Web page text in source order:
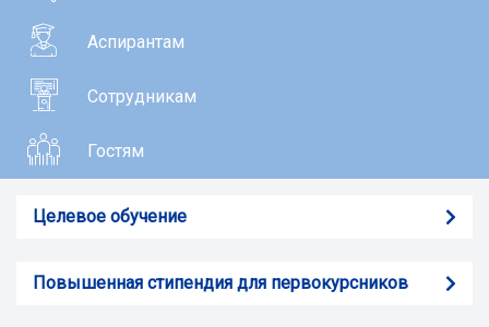
Аспирантам
Сотрудникам
Гостям
Целевое обучение
Повышенная стипендия для первокурсников